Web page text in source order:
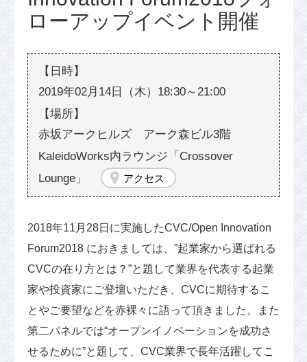
ローアップイベント開催
2019年02月14日（木）18:30～21:00
赤坂アークヒルズ アーク森ビル3階
KaleidoWorks内ラウンジ「Crossover
Lounge」
アクセス
2018年11月28日に実施したCVC/Open Innovation
Forum2018 におきましては、”起業家から選ばれる
CVCの在り方とは？”と題して業界を代表する起業
家や投資家にご登壇いただき、CVCに期待するこ
とやご要望などを赤裸々に語って頂きました。また
第二パネルでは“オープンイノベーションを成功さ
せるために”と題して、CVC業界で長年活躍してこ